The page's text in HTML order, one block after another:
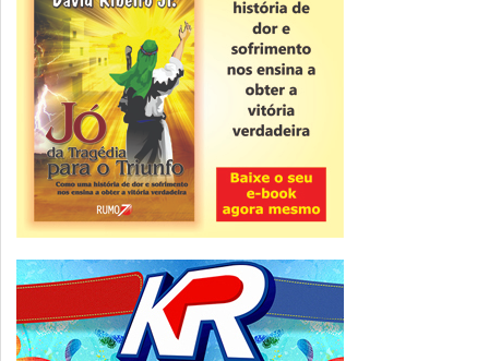
Novidade
CNPJ alfanumérico começa a ser emitido
nesta sexta
ver todas »